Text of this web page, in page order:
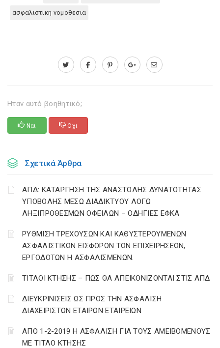
ασφαλιστικη νομοθεσια
Ηταν αυτό βοηθητικό;
Ναι Οχι
Σχετικά Άρθρα
ΑΠΔ: ΚΑΤΑΡΓΗΣΗ ΤΗΣ ΑΝΑΣΤΟΛΗΣ ΔΥΝΑΤΟΤΗΤΑΣ
ΥΠΟΒΟΛΗΣ ΜΕΣΩ ΔΙΑΔΙΚΤΥΟΥ ΛΟΓΩ
ΛΗΞΙΠΡΟΘΕΣΜΩΝ ΟΦΕΙΛΩΝ – ΟΔΗΓΙΕΣ ΕΦΚΑ
ΡΥΘΜΙΣΗ ΤΡΕΧΟΥΣΩΝ ΚΑΙ ΚΑΘΥΣΤΕΡΟΥΜΕΝΩΝ
ΑΣΦΑΛΙΣΤΙΚΩΝ ΕΙΣΦΟΡΩΝ ΤΩΝ ΕΠΙΧΕΙΡΗΣΕΩΝ,
ΕΡΓΟΔΟΤΩΝ Η ΑΣΦΑΛΙΣΜΕΝΩΝ.
ΤΙΤΛΟΙ ΚΤΗΣΗΣ – ΠΩΣ ΘΑ ΑΠΕΙΚΟΝΙΖΟΝΤΑΙ ΣΤΙΣ ΑΠΔ
ΔΙΕΥΚΡΙΝΙΣΕΙΣ ΩΣ ΠΡΟΣ ΤΗΝ ΑΣΦΑΛΙΣΗ
ΔΙΑΧΕΙΡΙΣΤΩΝ ΕΤΑΙΡΩΝ ΕΤΑΙΡΕΙΩΝ
ΑΠΟ 1-2-2019 Η ΑΣΦΑΛΙΣΗ ΓΙΑ ΤΟΥΣ ΑΜΕΙΒΟΜΕΝΟΥΣ
ΜΕ ΤΙΤΛΟ ΚΤΗΣΗΣ